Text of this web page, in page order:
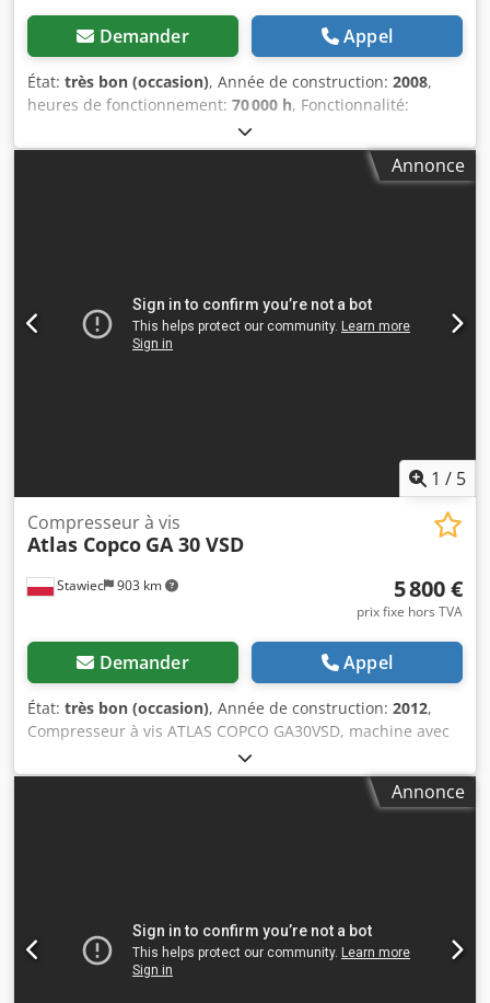
Demander Appel
État: très bon (occasion), Année de construction: 2008,
heures de fonctionnement: 70 000 h, Fonctionnalité:
, numéro de machine/véhicule:
API161729, longueur totale:976 mm, largeur totale:595
, capacité du réservoir de
Année : 2008 Chedpfx Akoy Ud Iborsa - N° de série :
API161729 - Puissance : 11 kW Compresseur à vis bien
conservé à vendre, avec filtre à air et réservoir de 500
Annonce
1 / 5
Stawiec 903 km
Compresseur à vis
Atlas Copco GA 30 VSD
5 800 €
prix fixe hors TVA
Demander Appel
État: très bon (occasion), Année de construction: 2012,
Compresseur à vis ATLAS COPCO GA30VSD, machine avec
variateur de fréquence après entretien Données
techniques : débit : 5,58 m3/min ; moteur de 30 kW ;
pression max : 13 bar ; année : 2012 ; Chedpfx Akoy S T
Annonce